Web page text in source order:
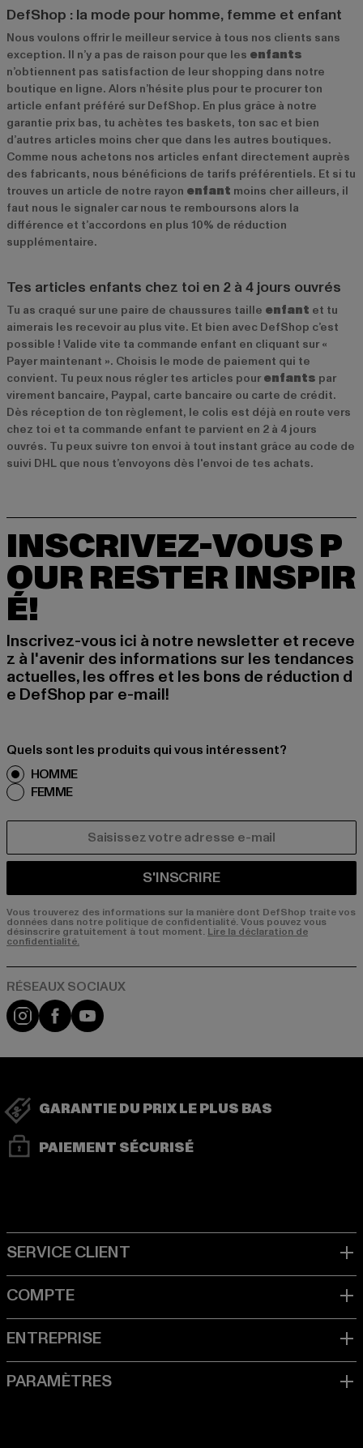
DefShop : la mode pour homme, femme et enfant
Nous voulons offrir le meilleur service à tous nos clients sans
exception. Il n’y a pas de raison pour que les enfants
n’obtiennent pas satisfaction de leur shopping dans notre
boutique en ligne. Alors n’hésite plus pour te procurer ton
article enfant préféré sur DefShop. En plus grâce à notre
garantie prix bas, tu achètes tes baskets, ton sac et bien
d’autres articles moins cher que dans les autres boutiques.
Comme nous achetons nos articles enfant directement auprès
des fabricants, nous bénéficions de tarifs préférentiels. Et si tu
trouves un article de notre rayon enfant moins cher ailleurs, il
faut nous le signaler car nous te remboursons alors la
différence et t’accordons en plus 10% de réduction
supplémentaire.
Tes articles enfants chez toi en 2 à 4 jours ouvrés
Tu as craqué sur une paire de chaussures taille enfant et tu
aimerais les recevoir au plus vite. Et bien avec DefShop c’est
possible ! Valide vite ta commande enfant en cliquant sur «
Payer maintenant ». Choisis le mode de paiement qui te
convient. Tu peux nous régler tes articles pour enfants par
virement bancaire, Paypal, carte bancaire ou carte de crédit.
Dès réception de ton règlement, le colis est déjà en route vers
chez toi et ta commande enfant te parvient en 2 à 4 jours
ouvrés. Tu peux suivre ton envoi à tout instant grâce au code de
suivi DHL que nous t’envoyons dès l'envoi de tes achats.
INSCRIVEZ-VOUS P
OUR RESTER INSPIR
É!
Inscrivez-vous ici à notre newsletter et receve
z à l'avenir des informations sur les tendances
actuelles, les offres et les bons de réduction d
e DefShop par e-mail!
Quels sont les produits qui vous intéressent?
HOMME
FEMME
S'INSCRIRE
Vous trouverez des informations sur la manière dont DefShop traite vos
données dans notre politique de confidentialité. Vous pouvez vous
désinscrire gratuitement à tout moment. Lire la déclaration de
confidentialité.
Visit our Instagram page:
Visit our Facebook page:
Visit our YouTube channel:
GARANTIE DU PRIX LE PLUS BAS
PAIEMENT SÉCURISÉ